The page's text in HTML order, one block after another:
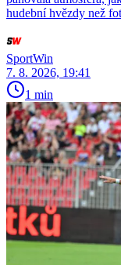
hudební hvězdy než
SportWin
7. 8. 2026, 19:41
1 min